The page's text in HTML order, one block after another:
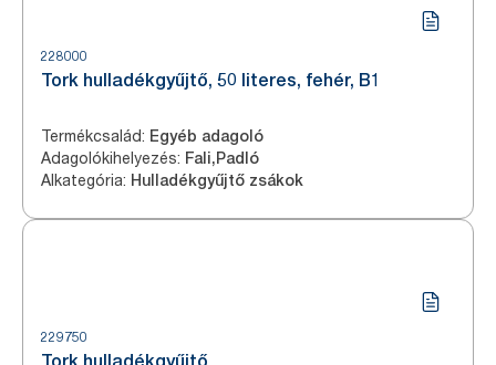
228000
Tork hulladékgyűjtő, 50 literes, fehér, B1
Termékcsalád: Egyéb adagoló
Adagolókihelyezés: Fali,Padló
Alkategória: Hulladékgyűjtő zsákok
229750